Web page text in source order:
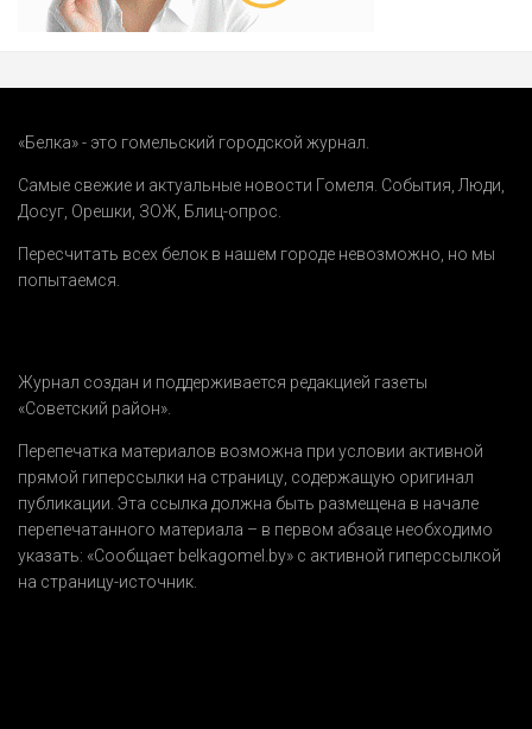
«Белка» - это гомельский городской журнал.
Самые свежие и актуальные новости Гомеля. События Люди
Досуг Орешки ЗОЖ Блиц-опрос
Пересчитать всех белок в нашем городе невозможно, но мы
попытаемся.
Журнал создан и поддерживается редакцией газеты
«Советский район».
Перепечатка материалов возможна при условии активной
прямой гиперссылки на страницу, содержащую оригинал
публикации. Эта ссылка должна быть размещена в начале
перепечатанного материала – в первом абзаце необходимо
указать: «Сообщает belkagomel.by» с активной гиперссылкой
на страницу-источник.